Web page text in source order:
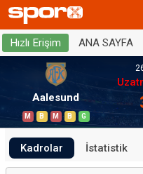
Hızlı Erişim ANA SAYFA
Aalesund
M B M B G
Kadrolar İstatistik